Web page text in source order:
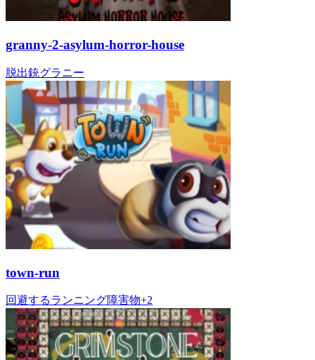
granny-2-asylum-horror-house
脱出銃グラニー
town-run
回避するランニング障害物+2